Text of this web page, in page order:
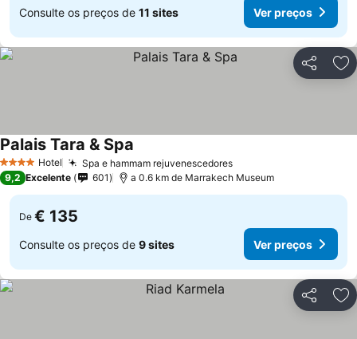
Consulte os preços de 11 sites Ver preços
Partilhar
4 EstrelasHotel Spa e hammam rejuvenescedores
Palais Tara & Spa
9,2 Excelente 601 a 0.6 km de Marrakech Museum
De € 135
Consulte os preços de 9 sites Ver preços
Partilhar